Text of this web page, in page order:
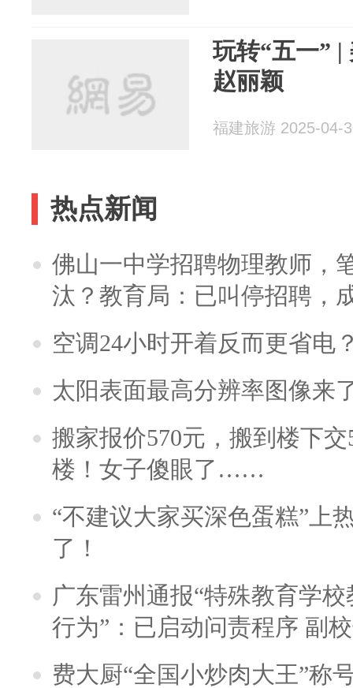
玩转“五一” |
赵丽颖
福建旅游 2025-04-
热点新闻
佛山一中学招聘物理教师，
汰？教育局：已叫停招聘，
空调24小时开着反而更省电
太阳表面最高分辨率图像来
搬家报价570元，搬到楼下
楼！女子傻眼了……
“不建议大家买深色蛋糕”上
了！
广东雷州通报“特殊教育学
行为”：已启动问责程序 副
费大厨“全国小炒肉大王”称